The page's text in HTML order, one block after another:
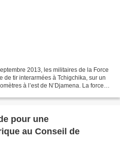
2013, les militaires de la Force
de tir interarmées à Tchigchika, sur un
à l’est de N’Djamena. La force
pour une
au Conseil de